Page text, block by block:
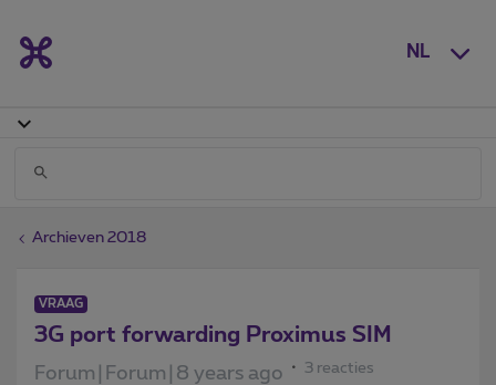
NL
Archieven 2018
VRAAG
3G port forwarding Proximus SIM
Forum|Forum|8 years ago 3 reacties